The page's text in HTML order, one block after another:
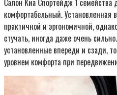
Салон Киа Спортейдж 1 семейства
комфортабельный. Установленная
практичной и эргономичной,
стучать, иногда даже очень
установленные впереди и сзади,
уровнем комфорта при